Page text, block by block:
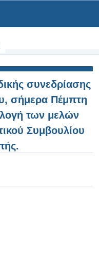
συνεδρίασης
σήμερα Πέμπτη
των μελών
Συμβουλίου